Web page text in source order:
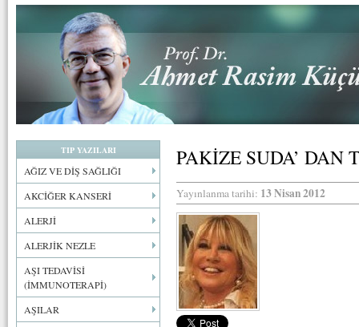
TIP YAZILARI
AĞIZ VE DİŞ SAĞLIĞI
AKCİĞER KANSERİ
ALERJİ
ALERJİK NEZLE
AŞI TEDAVİSİ
(İMMUNOTERAPİ)
AŞILAR
PAKİZE SUDA’ DAN
Yayınlanma tarihi: 13 Nisan 2012